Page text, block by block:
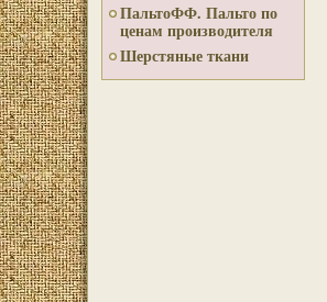
ПальтоФФ. Пальто по
ценам производителя
Шерстяные ткани